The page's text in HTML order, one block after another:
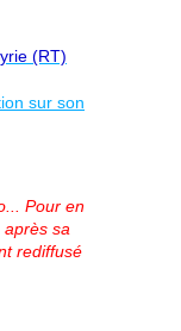
(RT)
Pour en
sa
rediffusé